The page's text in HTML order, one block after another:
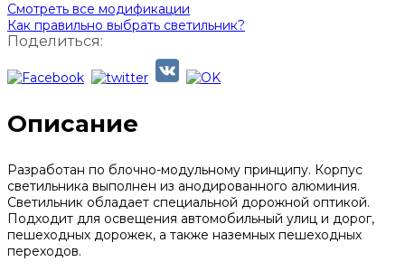
Смотреть все модификации
Как правильно выбрать светильник?
Поделиться:
Описание
Разработан по блочно-модульному принципу. Корпус
светильника выполнен из анодированного алюминия.
Светильник обладает специальной дорожной оптикой.
Подходит для освещения автомобильный улиц и дорог,
пешеходных дорожек, а также наземных пешеходных
переходов.